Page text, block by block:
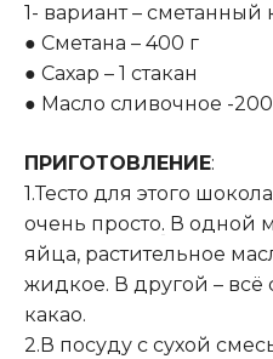
1- вариант – сметанный
● Сметана – 400 г
● Сахар – 1 стакан
● Масло сливочное -
ПРИГОТОВЛЕНИЕ:
1.Тесто для этого
очень просто. В одной
яйца, растительное
жидкое. В другой – всё
какао.
2.В посуду с сухой